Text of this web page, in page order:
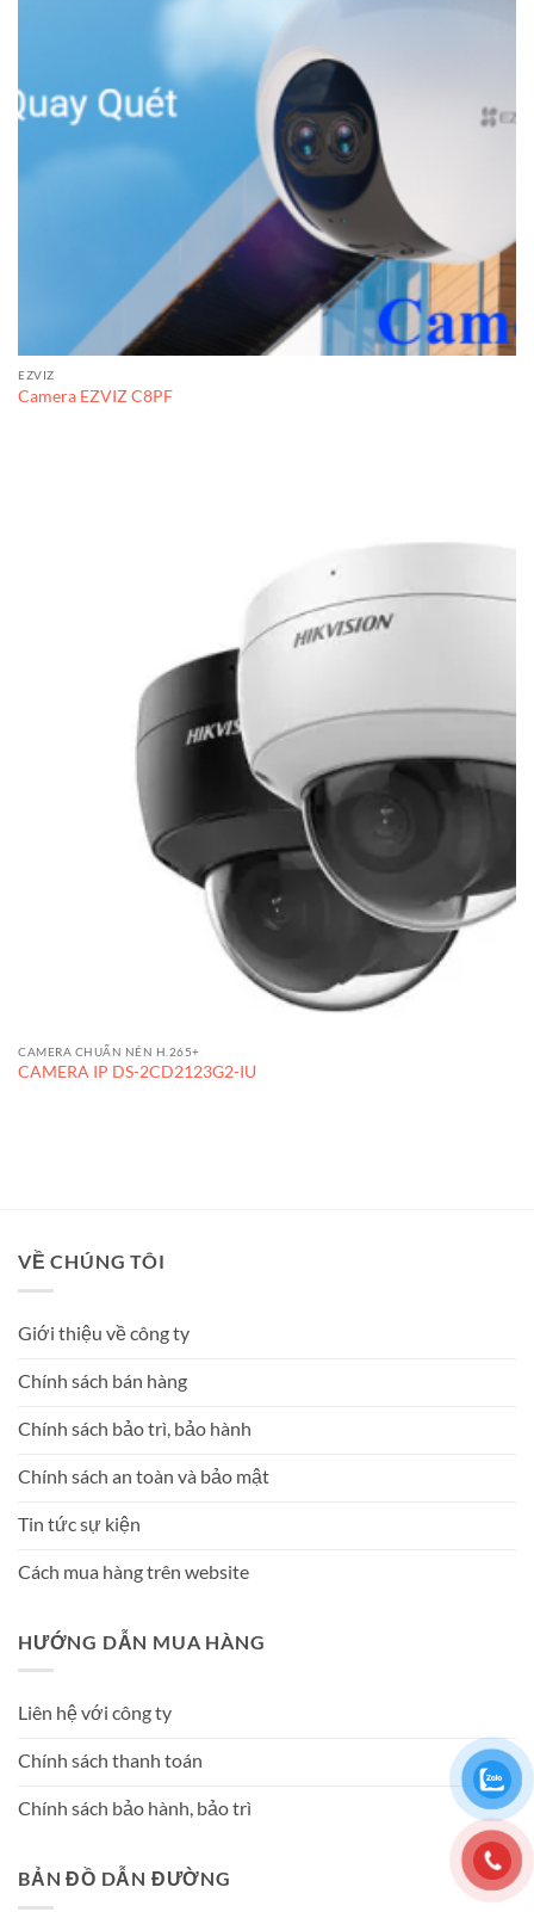
EZVIZ
Camera EZVIZ C8PF
CAMERA CHUẨN NÉN H.265+
CAMERA IP DS-2CD2123G2-IU
VỀ CHÚNG TÔI
Giới thiệu về công ty
Chính sách bán hàng
Chính sách bảo trì, bảo hành
Chính sách an toàn và bảo mật
Tin tức sự kiện
Cách mua hàng trên website
HƯỚNG DẪN MUA HÀNG
Liên hệ với công ty
Chính sách thanh toán
Chính sách bảo hành, bảo trì
BẢN ĐỒ DẪN ĐƯỜNG